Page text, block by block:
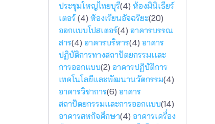
ประชุมใหญ่ไทยบุรี(4) ห้องมินิเธียร์
เตอร์(4) ห้องเรียนอัจฉริยะ(20)
ออกแบบโปสเตอร์(4) อาคารบรรณ
สาร(4) อาคารบริหาร(4) อาคาร
ปฏิบัติการทางสถาปัตยกรรมเเละ
การออกแบบ(2) อาคารปฏิบัติการ
เทคโนโลยีและพัฒนานวัตกรรม(4)
อาคารวิชาการ(6) อาคาร
สถาปัตยกรรมและการออกแบบ(14)
อาคารสหกิจศึกษา(4) อาคารเครื่อง